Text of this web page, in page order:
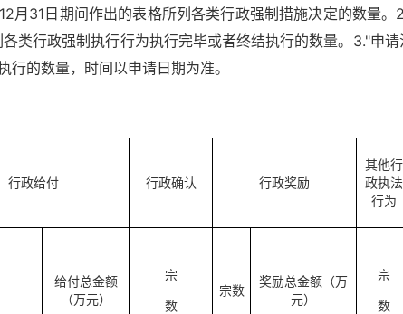
月31日期间作出的表格所列各类行政强制措施决定的数量。
类行政强制执行行为执行完毕或者终结执行的数量。3."申
的数量，时间以申请日期为准。
行政给付 行政确认 行政奖励
其他行
政执法
行为
给付总金额
（万元）
宗
数
宗数
奖励总金额（万
元）
宗
数